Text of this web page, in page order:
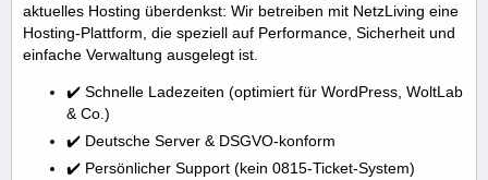
aktuelles Hosting überdenkst: Wir betreiben mit NetzLiving eine
Hosting-Plattform, die speziell auf Performance, Sicherheit und
einfache Verwaltung ausgelegt ist.
✔️ Schnelle Ladezeiten (optimiert für WordPress, WoltLab
& Co.)
✔️ Deutsche Server & DSGVO-konform
✔️ Persönlicher Support (kein 0815-Ticket-System)